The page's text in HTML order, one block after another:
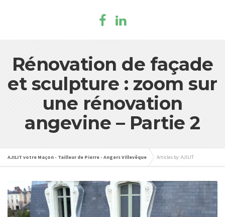
Rénovation de façade
et sculpture : zoom sur
une rénovation
angevine – Partie 2
AJILIT votre Maçon - Tailleur de Pierre - Angers Villevêque Articles by: AJILIT